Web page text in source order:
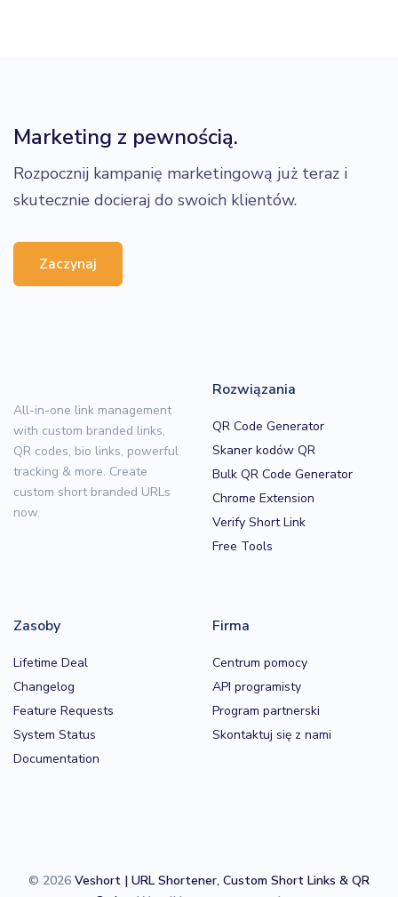
Marketing z pewnością.
Rozpocznij kampanię marketingową już teraz i
skutecznie docieraj do swoich klientów.
Zaczynaj
All-in-one link management
with custom branded links,
QR codes, bio links, powerful
tracking & more. Create
custom short branded URLs
now.
Rozwiązania
QR Code Generator
Skaner kodów QR
Bulk QR Code Generator
Chrome Extension
Verify Short Link
Free Tools
Zasoby
Lifetime Deal
Changelog
Feature Requests
System Status
Documentation
Firma
Centrum pomocy
API programisty
Program partnerski
Skontaktuj się z nami
© 2026 Veshort | URL Shortener, Custom Short Links & QR